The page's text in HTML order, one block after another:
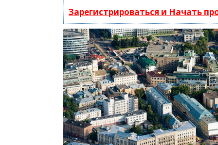
Зарегистрироваться и Начать